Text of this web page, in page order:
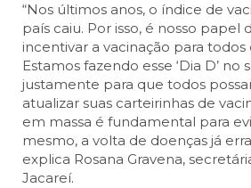
“Nos últimos anos, o índice de
país caiu. Por isso, é nosso papel
incentivar a vacinação para todos
Estamos fazendo esse ‘Dia D’ no
justamente para que todos
atualizar suas carteirinhas de
em massa é fundamental para
mesmo, a volta de doenças já
explica Rosana Gravena,
Jacareí.